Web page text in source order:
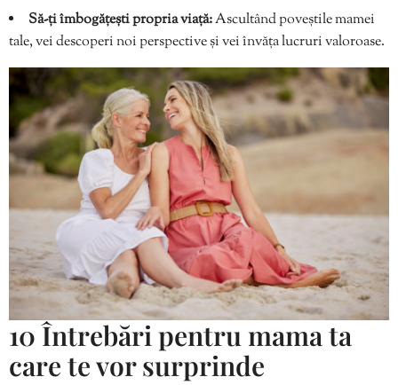
Să-ți îmbogățești propria viață:Ascultând poveștile mamei
tale, vei descoperi noi perspective și vei învăța lucruri valoroase.
10 Întrebări pentru mama ta
care te vor surprinde